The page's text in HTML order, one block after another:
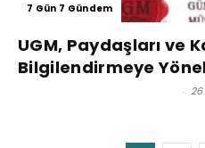
7 Gün 7 Gündem
UGM, Paydaşları ve
Bilgilendirmeye
-